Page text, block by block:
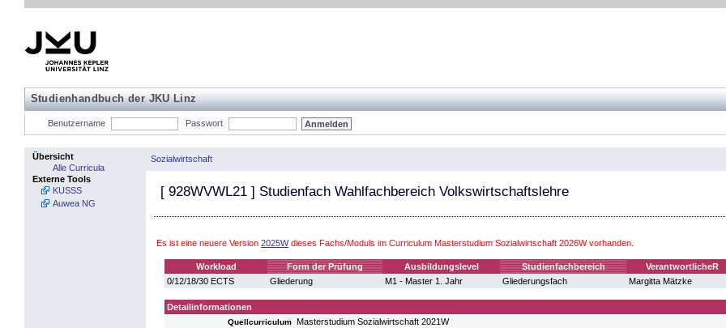
Studienhandbuch der JKU Linz
Benutzername Passwort
Übersicht
Alle Curricula
Externe Tools
KUSSS
Auwea NG
Sozialwirtschaft
[ 928WVWL21 ] Studienfach Wahlfachbereich Volkswirtschaftslehre
Es ist eine neuere Version 2025Wdieses Fachs/Moduls im Curriculum Masterstudium Sozialwirtschaft 2026W vorhanden.
Workload Form der Prüfung Ausbildungslevel Studienfachbereich VerantwortlicheR
0/12/18/30 ECTS
Gliederung M1 - Master 1. Jahr Gliederungsfach Margitta Mätzke
Detailinformationen
Quellcurriculum Masterstudium Sozialwirtschaft 2021W